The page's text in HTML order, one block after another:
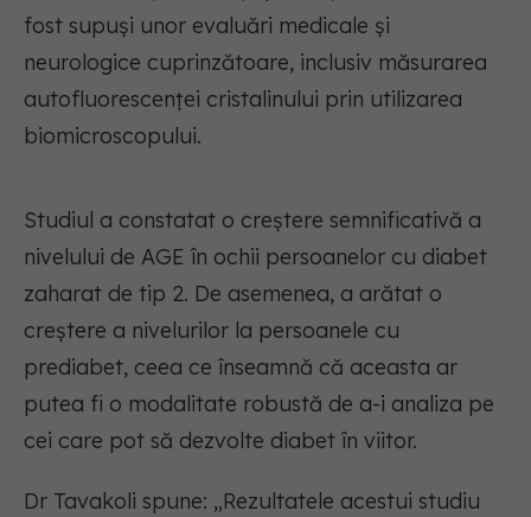
fost supuși unor evaluări medicale și
neurologice cuprinzătoare, inclusiv măsurarea
autofluorescenței cristalinului prin utilizarea
biomicroscopului.
Studiul a constatat o creștere semnificativă a
nivelului de AGE în ochii persoanelor cu diabet
zaharat de tip 2. De asemenea, a arătat o
creștere a nivelurilor la persoanele cu
prediabet, ceea ce înseamnă că aceasta ar
putea fi o modalitate robustă de a-i analiza pe
cei care pot să dezvolte diabet în viitor.
Dr Tavakoli spune: „Rezultatele acestui studiu